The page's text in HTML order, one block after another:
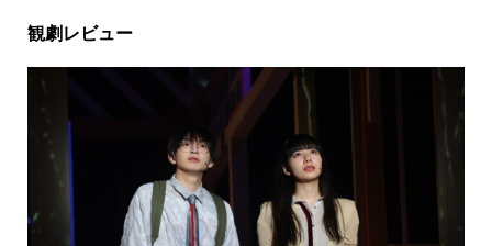
観劇レビュー